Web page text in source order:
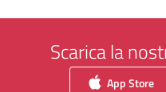
Scarica la
App Store